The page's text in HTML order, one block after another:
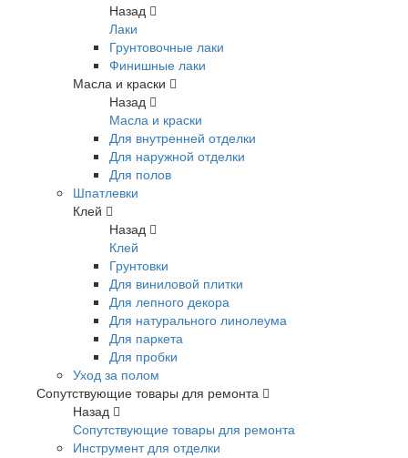
Назад
Лаки
Грунтовочные лаки
Финишные лаки
Масла и краски
Назад
Масла и краски
Для внутренней отделки
Для наружной отделки
Для полов
Шпатлевки
Клей
Назад
Клей
Грунтовки
Для виниловой плитки
Для лепного декора
Для натурального линолеума
Для паркета
Для пробки
Уход за полом
Сопутствующие товары для ремонта
Назад
Сопутствующие товары для ремонта
Инструмент для отделки